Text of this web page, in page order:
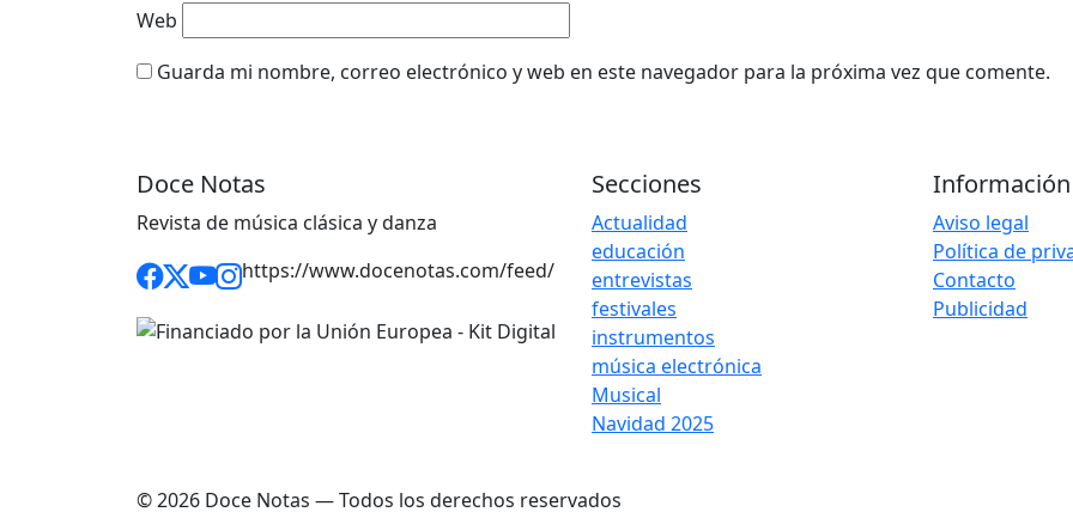
Web
Guarda mi nombre, correo electrónico y web en este navegador para la próxima vez que comente.
Doce Notas
Revista de música clásica y danza
https://www.docenotas.com/feed/
Secciones
Actualidad
educación
entrevistas
festivales
instrumentos
música electrónica
Musical
Navidad 2025
Información
Aviso legal
Política de
Contacto
Publicidad
© 2026 Doce Notas — Todos los derechos reservados